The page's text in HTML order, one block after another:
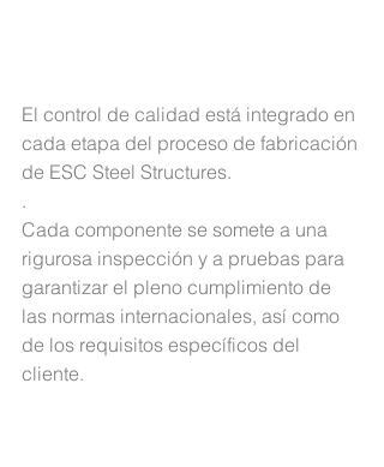
El control de calidad está integrado en
cada etapa del proceso de fabricación
de ESC Steel Structures.
.
Cada componente se somete a una
rigurosa inspección y a pruebas para
garantizar el pleno cumplimiento de
las normas internacionales, así como
de los requisitos específicos del
cliente.